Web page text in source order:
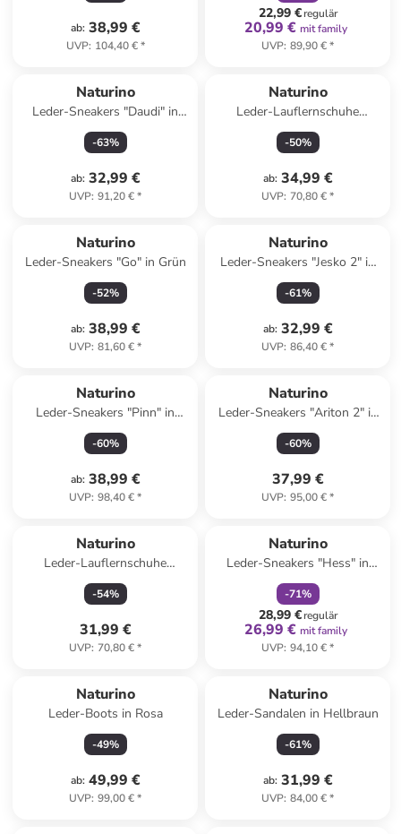
ab: 38,99 €
UVP: 104,40 €*
22,99 €regulär
20,99 € mit family
UVP: 89,90 €*
Naturino
Leder-Sneakers "Daudi" in
Hellbraun
-63%
ab: 32,99 €
UVP: 91,20 €*
Naturino
Leder-Lauflernschuhe
"Cocoon" in Hellblau/ Beige
-50%
ab: 34,99 €
UVP: 70,80 €*
Naturino
Leder-Sneakers "Go" in Grün
-52%
ab: 38,99 €
UVP: 81,60 €*
Naturino
Leder-Sneakers "Jesko 2" in
Weiß/ Khaki
-61%
ab: 32,99 €
UVP: 86,40 €*
Naturino
Leder-Sneakers "Pinn" in
Weiß
-60%
ab: 38,99 €
UVP: 98,40 €*
Naturino
Leder-Sneakers "Ariton 2" in
Beige/ Rosa
-60%
37,99 €
UVP: 95,00 €*
Naturino
Leder-Lauflernschuhe
"Cocoon" in Grau
-54%
31,99 €
UVP: 70,80 €*
Naturino
Leder-Sneakers "Hess" in
Dunkelblau/ Blau
-71%
28,99 €regulär
26,99 € mit family
UVP: 94,10 €*
Naturino
Leder-Boots in Rosa
-49%
ab: 49,99 €
UVP: 99,00 €*
Naturino
Leder-Sandalen in Hellbraun
-61%
ab: 31,99 €
UVP: 84,00 €*